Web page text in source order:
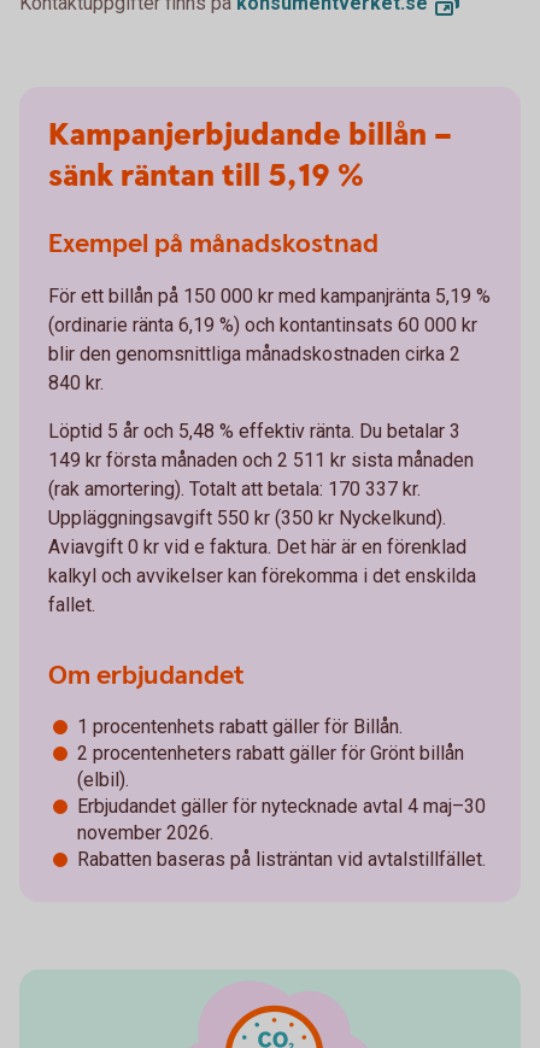
Kampanjerbjudande billån –
sänk räntan till 5,19 %
Exempel på månadskostnad
För ett billån på 150 000 kr med kampanjränta 5,19 %
(ordinarie ränta 6,19 %) och kontantinsats 60 000 kr
blir den genomsnittliga månadskostnaden cirka 2
840 kr.
Löptid 5 år och 5,48 % effektiv ränta. Du betalar 3
149 kr första månaden och 2 511 kr sista månaden
(rak amortering). Totalt att betala: 170 337 kr.
Uppläggningsavgift 550 kr (350 kr Nyckelkund).
Aviavgift 0 kr vid e faktura. Det här är en förenklad
kalkyl och avvikelser kan förekomma i det enskilda
fallet.
Om erbjudandet
1 procentenhets rabatt gäller för Billån.
2 procentenheters rabatt gäller för Grönt billån
(elbil).
Erbjudandet gäller för nytecknade avtal 4 maj–30
november 2026.
Rabatten baseras på listräntan vid avtalstillfället.